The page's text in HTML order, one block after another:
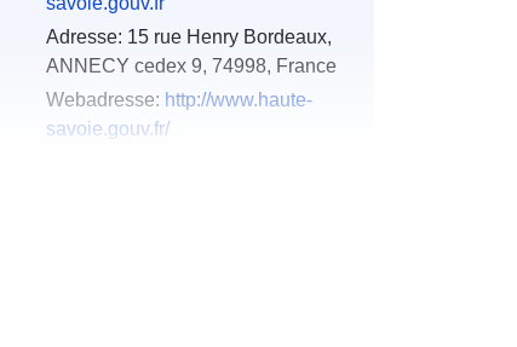
Adresse: 15 rue Henry Bordeaux,
ANNECY cedex 9, 74998, France
Webadresse: http://www.haute-
savoie.gouv.fr/